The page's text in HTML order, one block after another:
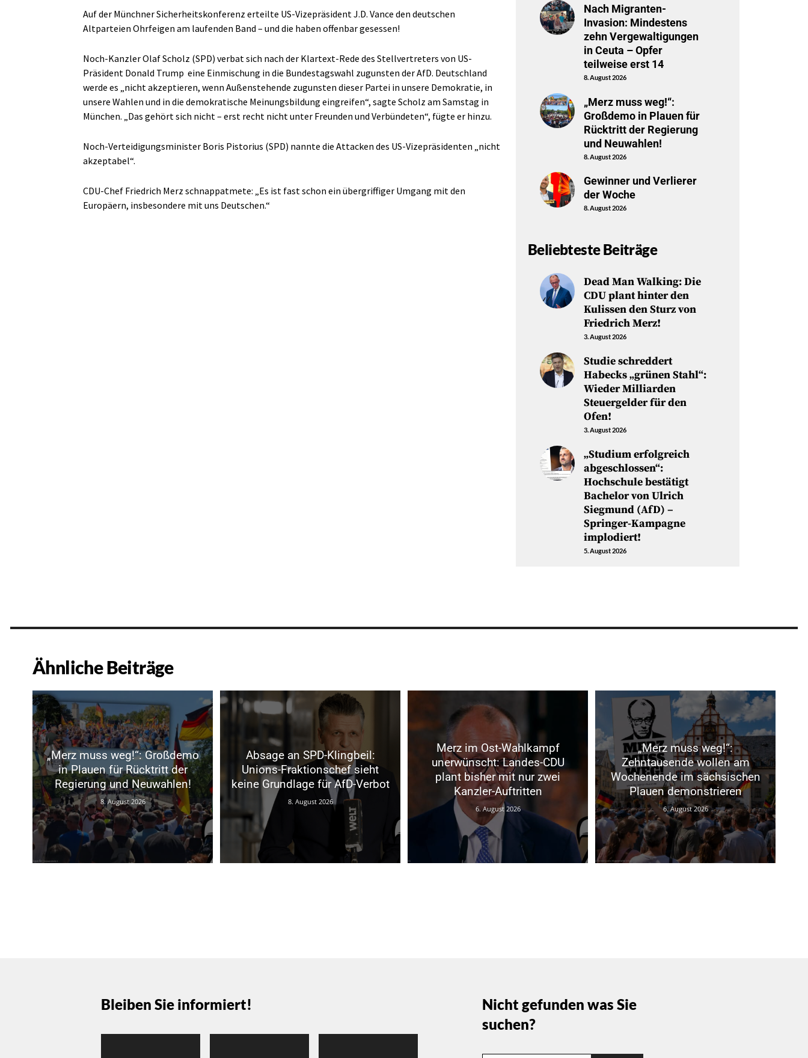
Auf der Münchner Sicherheitskonferenz erteilte US-Vizepräsident J.D. Vance den deutschen
Altparteien Ohrfeigen am laufenden Band – und die haben offenbar gesessen!
Noch-Kanzler Olaf Scholz (SPD) verbat sich nach der Klartext-Rede des Stellvertreters von US-
Präsident Donald Trump eine Einmischung in die Bundestagswahl zugunsten der AfD. Deutschland
werde es „nicht akzeptieren, wenn Außenstehende zugunsten dieser Partei in unsere Demokratie, in
unsere Wahlen und in die demokratische Meinungsbildung eingreifen“, sagte Scholz am Samstag in
München. „Das gehört sich nicht – erst recht nicht unter Freunden und Verbündeten“, fügte er hinzu.
Noch-Verteidigungsminister Boris Pistorius (SPD) nannte die Attacken des US-Vizepräsidenten „nicht
akzeptabel“.
CDU-Chef Friedrich Merz schnappatmete: „Es ist fast schon ein übergriffiger Umgang mit den
Europäern, insbesondere mit uns Deutschen.“
Nach Migranten-
Invasion: Mindestens
zehn Vergewaltigungen
in Ceuta – Opfer
teilweise erst 14
8. August 2026
„Merz muss weg!“:
Großdemo in Plauen für
Rücktritt der Regierung
und Neuwahlen!
8. August 2026
Gewinner und Verlierer
der Woche
8. August 2026
Beliebteste Beiträge
Dead Man Walking: Die
CDU plant hinter den
Kulissen den Sturz von
Friedrich Merz!
3. August 2026
Studie schreddert
Habecks „grünen Stahl“:
Wieder Milliarden
Steuergelder für den
Ofen!
3. August 2026
„Studium erfolgreich
abgeschlossen“:
Hochschule bestätigt
Bachelor von Ulrich
Siegmund (AfD) –
Springer-Kampagne
implodiert!
5. August 2026
Ähnliche Beiträge
„Merz muss weg!“: Großdemo
in Plauen für Rücktritt der
Regierung und Neuwahlen!
8. August 2026
Absage an SPD-Klingbeil:
Unions-Fraktionschef sieht
keine Grundlage für AfD-Verbot
8. August 2026
Merz im Ost-Wahlkampf
unerwünscht: Landes-CDU
plant bisher mit nur zwei
Kanzler-Auftritten
6. August 2026
„Merz muss weg!“:
Zehntausende wollen am
Wochenende im sächsischen
Plauen demonstrieren
6. August 2026
Bleiben Sie informiert!
Nicht gefunden was Sie
suchen?